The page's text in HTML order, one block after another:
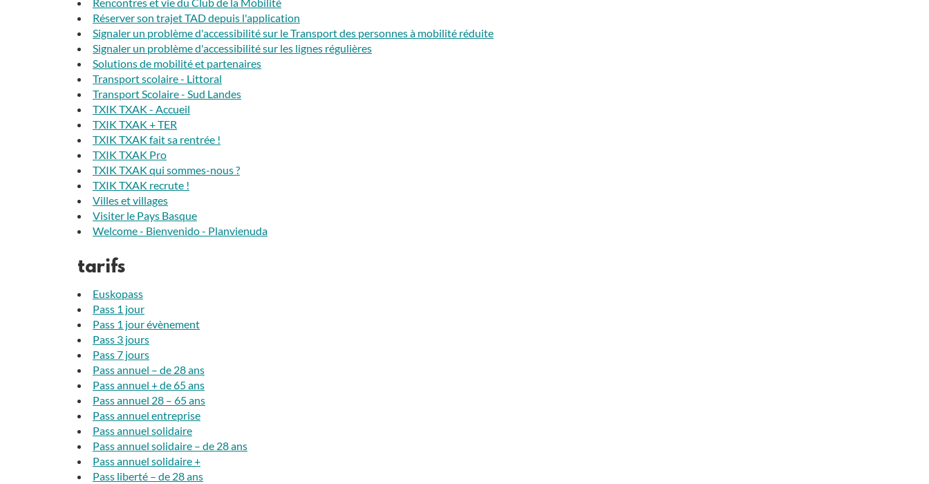
Réserver son trajet TAD depuis l'application
Signaler un problème d'accessibilité sur le Transport des personnes à mobilité réduite
Signaler un problème d'accessibilité sur les lignes régulières
Solutions de mobilité et partenaires
Transport scolaire - Littoral
Transport Scolaire - Sud Landes
TXIK TXAK - Accueil
TXIK TXAK + TER
TXIK TXAK fait sa rentrée !
TXIK TXAK Pro
TXIK TXAK qui sommes-nous ?
TXIK TXAK recrute !
Villes et villages
Visiter le Pays Basque
Welcome - Bienvenido - Planvienuda
tarifs
Euskopass
Pass 1 jour
Pass 1 jour évènement
Pass 3 jours
Pass 7 jours
Pass annuel – de 28 ans
Pass annuel + de 65 ans
Pass annuel 28 – 65 ans
Pass annuel entreprise
Pass annuel solidaire
Pass annuel solidaire – de 28 ans
Pass annuel solidaire +
Pass liberté – de 28 ans